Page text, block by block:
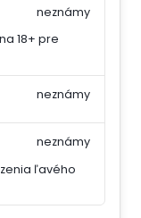
18+ pre
neznámy
neznámy
ľavého
neznámy